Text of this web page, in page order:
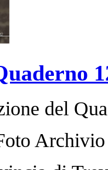
del